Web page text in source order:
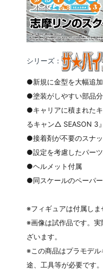
シリーズ：
●新規に金型を大幅追
●塗装がしやすい部品
●キャリアに積まれた
るキャン△ SEASON 3
●接着剤が不要のスナ
●設定を考慮したパー
●ヘルメット付属
●同スケールのペーパ
※フィギュアは付属しま
※画像は試作品です。
ざいます。
※この商品はプラモデ
途、工具等が必要です。